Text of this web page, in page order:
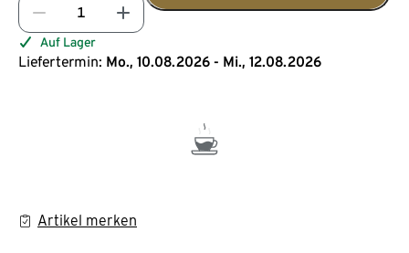
Auf Lager
Liefertermin: Mo., 10.08.2026 - Mi., 12.08.2026
Artikel merken